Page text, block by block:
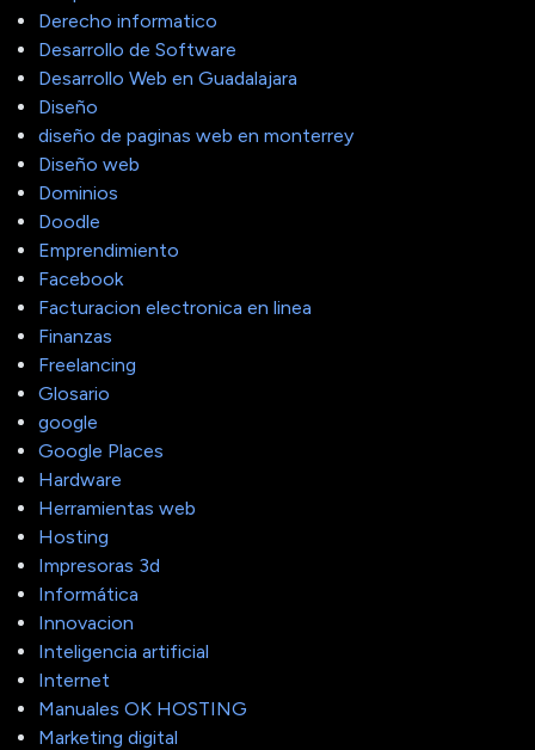
Derecho informatico
Desarrollo de Software
Desarrollo Web en Guadalajara
Diseño
diseño de paginas web en monterrey
Diseño web
Dominios
Doodle
Emprendimiento
Facebook
Facturacion electronica en linea
Finanzas
Freelancing
Glosario
google
Google Places
Hardware
Herramientas web
Hosting
Impresoras 3d
Informática
Innovacion
Inteligencia artificial
Internet
Manuales OK HOSTING
Marketing digital